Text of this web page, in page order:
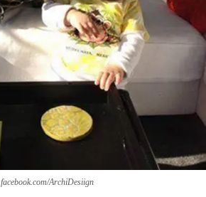
facebook.com/ArchiDesiign